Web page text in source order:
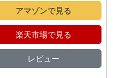
アマゾンで見る
楽天市場で見る
レビュー